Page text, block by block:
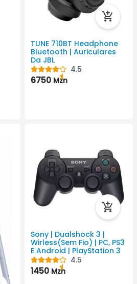
TUNE 710BT Headphone
Bluetooth | Auriculares
Da JBL
4.5
6750 Mzn
Sony | Dualshock 3 |
Wirless(Sem Fio) | PC, PS3
E Android | PlayStation 3
4.5
1450 Mzn